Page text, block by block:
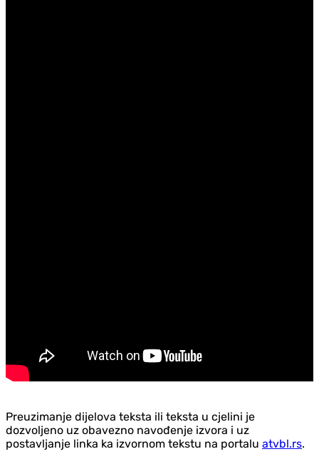
Preuzimanje dijelova teksta ili teksta u cjelini je
dozvoljeno uz obavezno navođenje izvora i uz
postavljanje linka ka izvornom tekstu na portalu atvbl.rs.